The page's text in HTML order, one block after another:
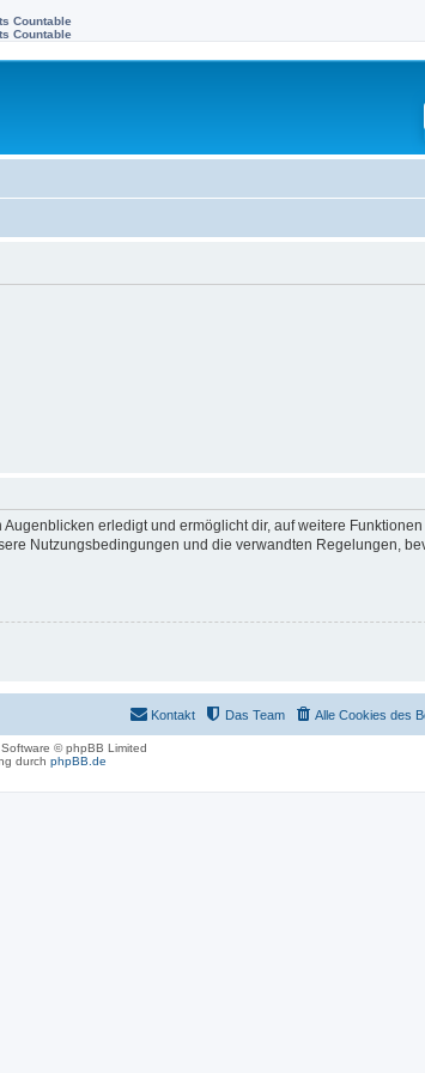
Countable
Countable
erledigt und ermöglicht dir, auf weitere
Nutzungsbedingungen und die verwandten Regelungen,
Alle Cookies des
Das Team
Kontakt
© phpBB Limited
durch phpBB.de